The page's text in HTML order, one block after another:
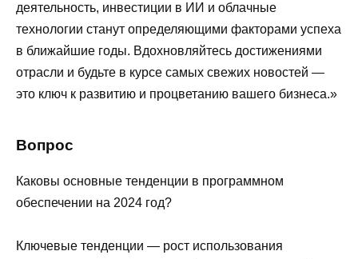
деятельность, инвестиции в ИИ и облачные
технологии станут определяющими факторами успеха
в ближайшие годы. Вдохновляйтесь достижениями
отрасли и будьте в курсе самых свежих новостей —
это ключ к развитию и процветанию вашего бизнеса.»
Вопрос
Каковы основные тенденции в программном
обеспечении на 2024 год?
Ключевые тенденции — рост использования